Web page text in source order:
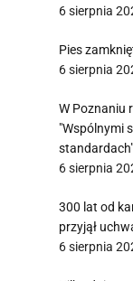
6 sierpnia
Pies
6 sierpnia
W Poznaniu
"Wspólnymi
standardach"
6 sierpnia
300 lat od
przyjął
6 sierpnia